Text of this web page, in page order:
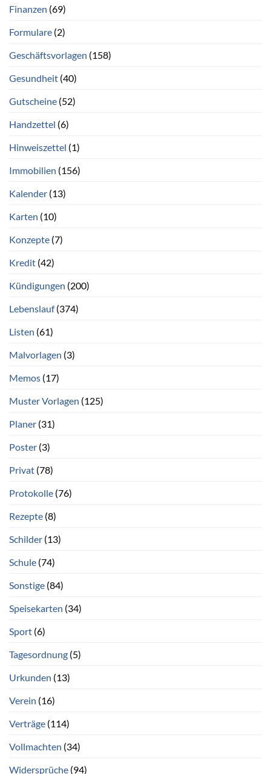
Finanzen (69)
Formulare (2)
Geschäftsvorlagen (158)
Gesundheit (40)
Gutscheine (52)
Handzettel (6)
Hinweiszettel (1)
Immobilien (156)
Kalender (13)
Karten (10)
Konzepte (7)
Kredit (42)
Kündigungen (200)
Lebenslauf(374)
Listen (61)
Malvorlagen (3)
Memos (17)
Muster Vorlagen (125)
Planer (31)
Poster (3)
Privat (78)
Protokolle (76)
Rezepte (8)
Schilder (13)
Schule (74)
Sonstige (84)
Speisekarten (34)
Sport (6)
Tagesordnung (5)
Urkunden (13)
Verein (16)
Verträge (114)
Vollmachten (34)
Widersprüche (94)